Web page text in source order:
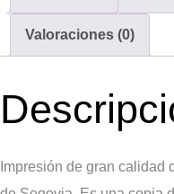
Valoraciones (0)
Impresión de gran calidad